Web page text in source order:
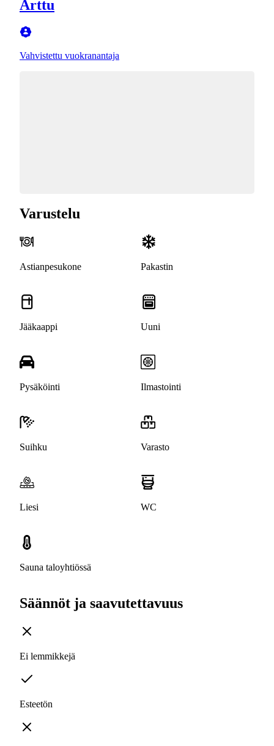
Arttu
Vahvistettu vuokranantaja
Varustelu
Astianpesukone Pakastin
Jääkaappi Uuni
Pysäköinti Ilmastointi
Suihku Varasto
Liesi WC
Sauna taloyhtiössä
Säännöt ja saavutettavuus
Ei lemmikkejä
Esteetön